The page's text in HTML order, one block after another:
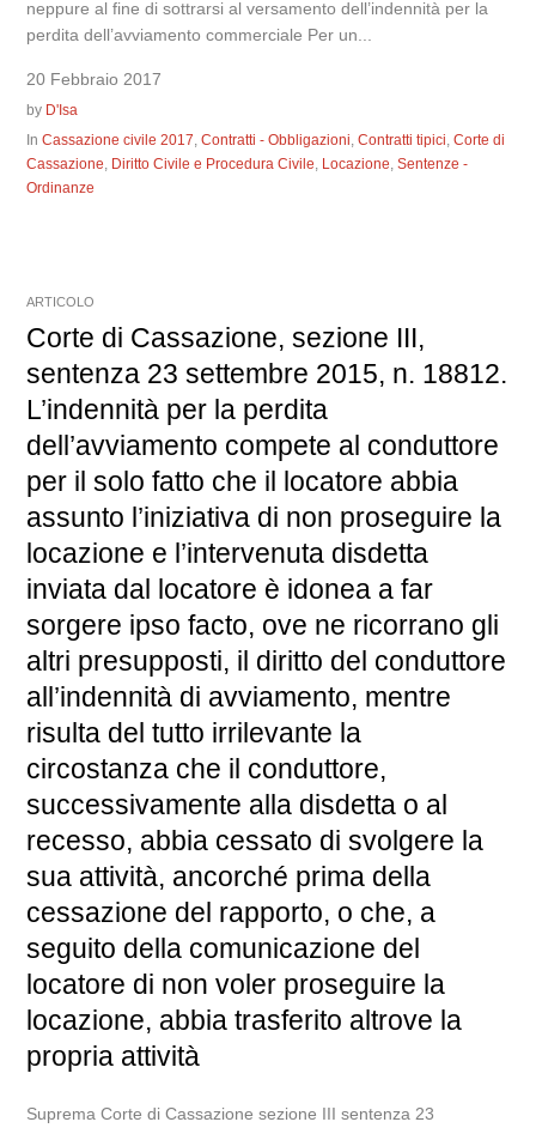
neppure al fine di sottrarsi al versamento dell’indennità per la
perdita dell’avviamento commerciale Per un...
20 Febbraio 2017
by D'Isa
InCassazione civile 2017,Contratti - Obbligazioni,Contratti tipici,Corte di
Cassazione, Diritto Civile e Procedura Civile, Locazione,Sentenze -
Ordinanze
ARTICOLO
Corte di Cassazione, sezione III,
sentenza 23 settembre 2015, n. 18812.
L’indennità per la perdita
dell’avviamento compete al conduttore
per il solo fatto che il locatore abbia
assunto l’iniziativa di non proseguire la
locazione e l’intervenuta disdetta
inviata dal locatore è idonea a far
sorgere ipso facto, ove ne ricorrano gli
altri presupposti, il diritto del conduttore
all’indennità di avviamento, mentre
risulta del tutto irrilevante la
circostanza che il conduttore,
successivamente alla disdetta o al
recesso, abbia cessato di svolgere la
sua attività, ancorché prima della
cessazione del rapporto, o che, a
seguito della comunicazione del
locatore di non voler proseguire la
locazione, abbia trasferito altrove la
propria attività
Suprema Corte di Cassazione sezione III sentenza 23